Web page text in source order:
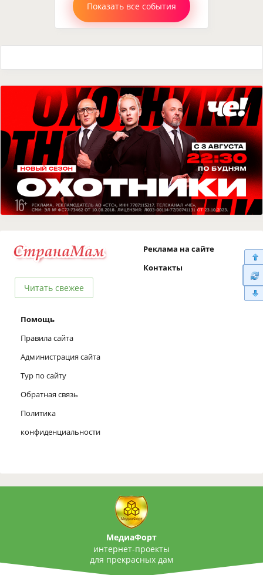
Показать все события
Читать свежее
Реклама на сайте
Контакты
Помощь
Правила сайта
Администрация сайта
Тур по сайту
Обратная связь
Политика
конфиденциальности
МедиаФорт
интернет-проекты
для прекрасных дам